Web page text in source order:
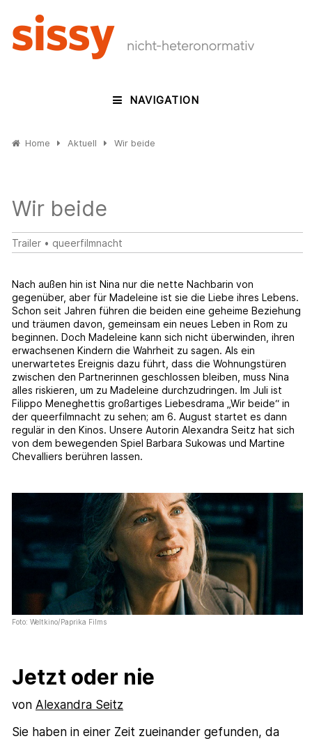
NAVIGATION
Home Aktuell Wir beide
Wir beide
Trailer • queerfilmnacht
Nach außen hin ist Nina nur die nette Nachbarin von
gegenüber, aber für Madeleine ist sie die Liebe ihres Lebens.
Schon seit Jahren führen die beiden eine geheime Beziehung
und träumen davon, gemeinsam ein neues Leben in Rom zu
beginnen. Doch Madeleine kann sich nicht überwinden, ihren
erwachsenen Kindern die Wahrheit zu sagen. Als ein
unerwartetes Ereignis dazu führt, dass die Wohnungstüren
zwischen den Partnerinnen geschlossen bleiben, muss Nina
alles riskieren, um zu Madeleine durchzudringen. Im Juli ist
Filippo Meneghettis großartigesLiebesdrama „Wir beide“ in
der queerfilmnacht zu sehen; am 6. August startet es dann
regulär in den Kinos. Unsere Autorin Alexandra Seitz hat sich
von dem bewegenden Spiel Barbara Sukowas und Martine
Chevalliers berühren lassen.
Foto: Weltkino/Paprika Films
Jetzt oder nie
vonAlexandra Seitz
Sie haben in einer Zeit zueinander gefunden, da